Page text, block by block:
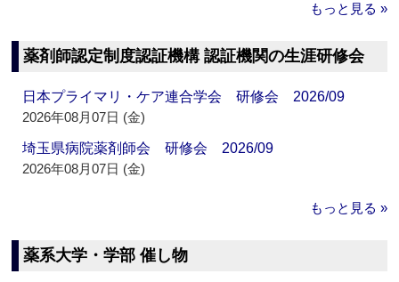
もっと見る »
薬剤師認定制度認証機構 認証機関の生涯研修会
日本プライマリ・ケア連合学会 研修会 2026/09
2026年08月07日 (金)
埼玉県病院薬剤師会 研修会 2026/09
2026年08月07日 (金)
もっと見る »
薬系大学・学部 催し物